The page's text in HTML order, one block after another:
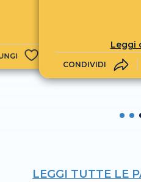
Leggi
CONDIVIDI
LEGGI TUTTE LE